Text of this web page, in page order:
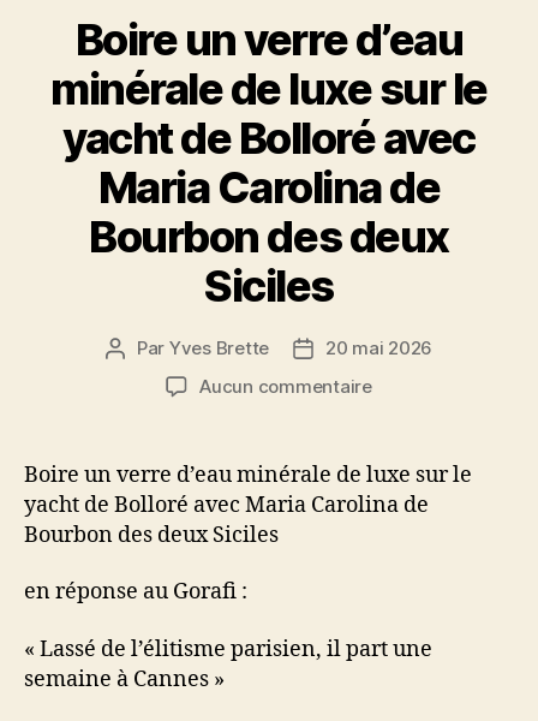
k
Boire un verre d’eau
minérale de luxe sur le
yacht de Bolloré avec
Maria Carolina de
Bourbon des deux
Siciles
Auteur
l’article
Par Yves Brette
Date20 mai 2026
Aucun commentairesur
verre
d’eau
minérale
yacht
Boire un verre d’eau minérale de luxe sur le
yacht de Bolloré avec Maria Carolina de
Bourbon des deux Siciles
en réponse au Gorafi :
« Lassé de l’élitisme parisien, il part une
semaine à Cannes⁠ »